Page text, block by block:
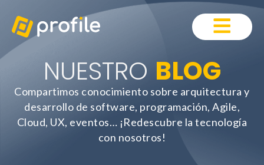
NUESTRO BLOG
Compartimos conocimiento sobre arquitectura y
desarrollo de software, programación, Agile,
Cloud, UX, eventos… ¡Redescubre la tecnología
con nosotros!